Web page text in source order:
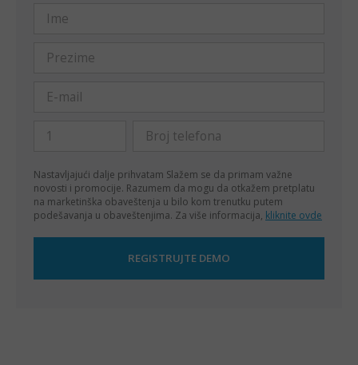
Nastavljajući dalje prihvatam Slažem se da primam važne
novosti i promocije. Razumem da mogu da otkažem pretplatu
na marketinška obaveštenja u bilo kom trenutku putem
podešavanja u obaveštenjima. Za više informacija, kliknite ovde